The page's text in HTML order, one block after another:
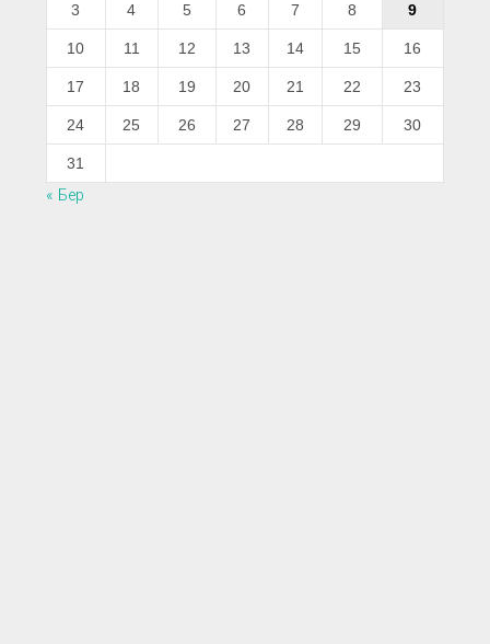
3 4 5 6 7 8 9
10 11 12 13 14 15 16
17 18 19 20 21 22 23
24 25 26 27 28 29 30
31
« Бер